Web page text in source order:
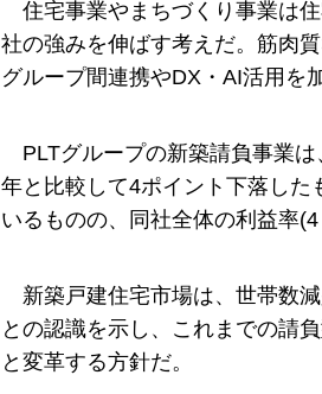
住宅事業やまちづくり事業は
社の強みを伸ばす考えだ。筋肉
グループ間連携やDX・AI活用を
PLTグループの新築請負事業
年と比較して4ポイント下落し
いるものの、同社全体の利益率
新築戸建住宅市場は、世帯数
との認識を示し、これまでの請
と変革する方針だ。